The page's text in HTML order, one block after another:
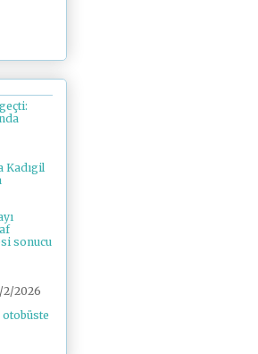
Kadıgil
sonucu
2026
otobüste